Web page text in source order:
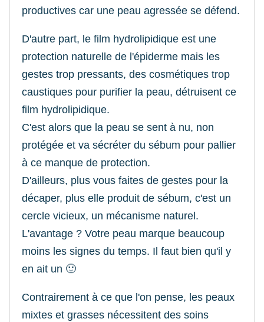
productives car une peau agressée se défend.
D'autre part, le film hydrolipidique est une
protection naturelle de l'épiderme mais les
gestes trop pressants, des cosmétiques trop
caustiques pour purifier la peau, détruisent ce
film hydrolipidique.
C'est alors que la peau se sent à nu, non
protégée et va sécréter du sébum pour pallier
à ce manque de protection.
D'ailleurs, plus vous faites de gestes pour la
décaper, plus elle produit de sébum, c'est un
cercle vicieux, un mécanisme naturel.
L'avantage ? Votre peau marque beaucoup
moins les signes du temps. Il faut bien qu'il y
en ait un 🙂
Contrairement à ce que l'on pense, les peaux
mixtes et grasses nécessitent des soins